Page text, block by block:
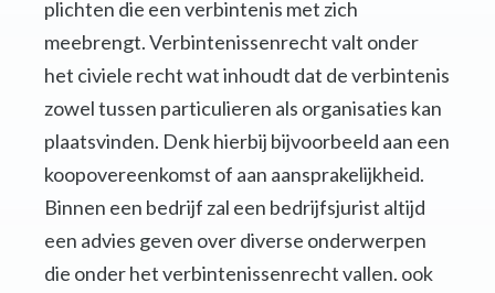
plichten die een verbintenis met zich
meebrengt. Verbintenissenrecht valt onder
het civiele recht wat inhoudt dat de verbintenis
zowel tussen particulieren als organisaties kan
plaatsvinden. Denk hierbij bijvoorbeeld aan een
koopovereenkomst of aan aansprakelijkheid.
Binnen een bedrijf zal een bedrijfsjurist altijd
een advies geven over diverse onderwerpen
die onder het verbintenissenrecht vallen. ook